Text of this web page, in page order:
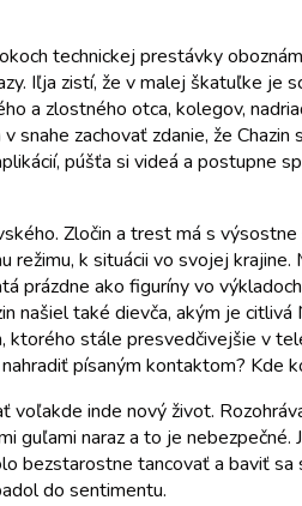
technickej prestávky
Iľja zistí, že v malej škatuľke je
a zlostného otca, kolegov,
zachovať zdanie, že
púšťa si videá a postupne
Zločin a trest má s
k situácii vo svojej
prázdne ako figuríny vo
našiel také dievča, akým je
ktorého stále presvedčivejšie v
písaným kontaktom? Kde
inde nový život.
naraz a to je
bezstarostne tancovať a baviť
do sentimentu.